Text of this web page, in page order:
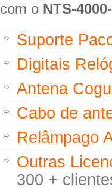
com o NTS-
Suporte
Digitais
Antena
Cabo de
Relâmpago
Outras
300 +